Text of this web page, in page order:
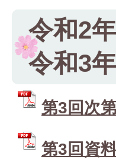
令和2
令和3
第3回次
第3回資